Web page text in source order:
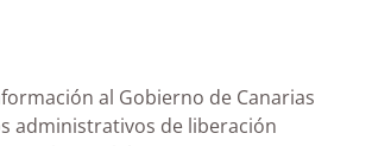
al Gobierno de Canarias
administrativos de liberación